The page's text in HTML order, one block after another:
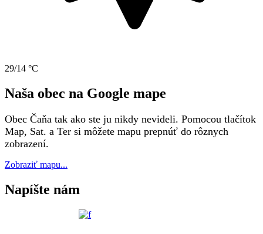
29/14 °C
Naša obec na Google mape
Obec Čaňa tak ako ste ju nikdy nevideli. Pomocou tlačítok
Map, Sat. a Ter si môžete mapu prepnúť do rôznych
zobrazení.
Zobraziť mapu...
Napíšte nám